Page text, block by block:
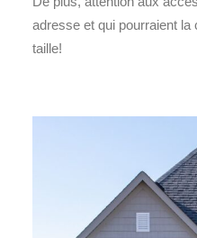
adresse et qui pourraient la
taille!